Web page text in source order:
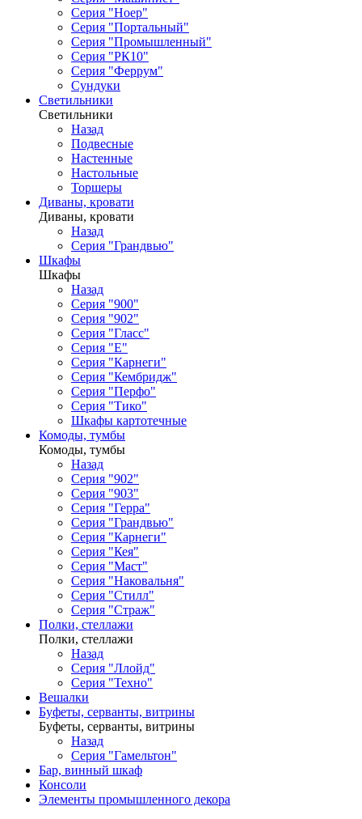
Серия "Ноер"
Серия "Портальный"
Серия "Промышленный"
Серия "РК10"
Серия "Феррум"
Сундуки
Светильники
Светильники
Назад
Подвесные
Настенные
Настольные
Торшеры
Диваны, кровати
Диваны, кровати
Назад
Серия "Грандвью"
Шкафы
Шкафы
Назад
Серия "900"
Серия "902"
Серия "Гласс"
Серия "Е"
Серия "Карнеги"
Серия "Кембридж"
Серия "Перфо"
Серия "Тико"
Шкафы картотечные
Комоды, тумбы
Комоды, тумбы
Назад
Серия "902"
Серия "903"
Серия "Герра"
Серия "Грандвью"
Серия "Карнеги"
Серия "Кея"
Серия "Маст"
Серия "Наковальня"
Серия "Стилл"
Серия "Страж"
Полки, стеллажи
Полки, стеллажи
Назад
Серия "Ллойд"
Серия "Техно"
Вешалки
Буфеты, серванты, витрины
Буфеты, серванты, витрины
Назад
Серия "Гамельтон"
Бар, винный шкаф
Консоли
Элементы промышленного декора